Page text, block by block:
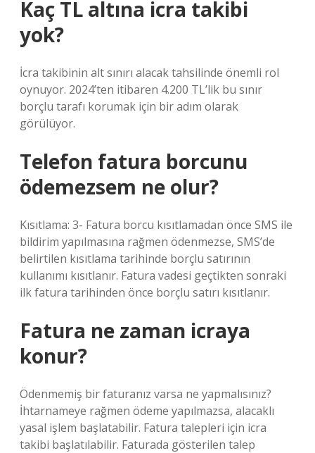
Kaç TL altına icra takibi
yok?
İcra takibinin alt sınırı alacak tahsilinde önemli rol
oynuyor. 2024’ten itibaren 4.200 TL’lik bu sınır
borçlu tarafı korumak için bir adım olarak
görülüyor.
Telefon fatura borcunu
ödemezsem ne olur?
Kısıtlama: 3- Fatura borcu kısıtlamadan önce SMS ile
bildirim yapılmasına rağmen ödenmezse, SMS’de
belirtilen kısıtlama tarihinde borçlu satırının
kullanımı kısıtlanır. Fatura vadesi geçtikten sonraki
ilk fatura tarihinden önce borçlu satırı kısıtlanır.
Fatura ne zaman icraya
konur?
Ödenmemiş bir faturanız varsa ne yapmalısınız?
İhtarnameye rağmen ödeme yapılmazsa, alacaklı
yasal işlem başlatabilir. Fatura talepleri için icra
takibi başlatılabilir. Faturada gösterilen talep